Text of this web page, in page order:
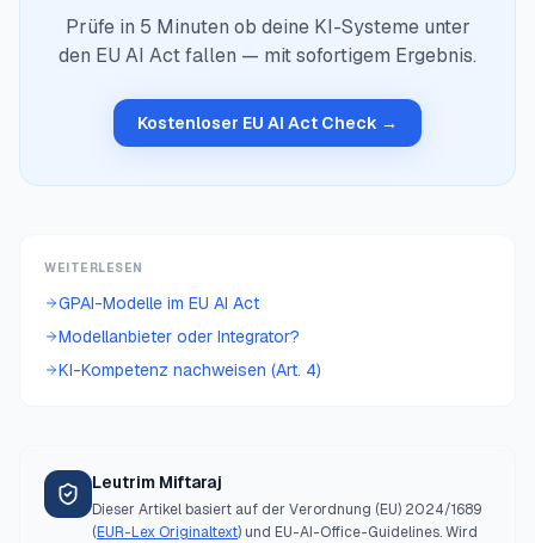
Prüfe in 5 Minuten ob deine KI-Systeme unter
den EU AI Act fallen — mit sofortigem Ergebnis.
Kostenloser EU AI Act Check →
WEITERLESEN
GPAI-Modelle im EU AI Act
Modellanbieter oder Integrator?
KI-Kompetenz nachweisen (Art. 4)
Leutrim Miftaraj
Dieser Artikel basiert auf der Verordnung (EU) 2024/1689
(EUR-Lex Originaltext) und EU-AI-Office-Guidelines. Wird